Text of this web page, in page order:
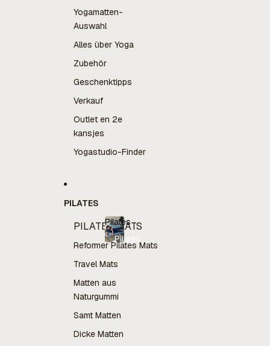
Yogamatten-
Auswahl
Alles über Yoga
Zubehör
Geschenktipps
Verkauf
Outlet en 2e
kansjes
Yogastudio-Finder
PILATES
PILATES MATS
Reformer Pilates Mats
Travel Mats
Matten aus
Naturgummi
Samt Matten
Dicke Matten
Pilates
Pilates